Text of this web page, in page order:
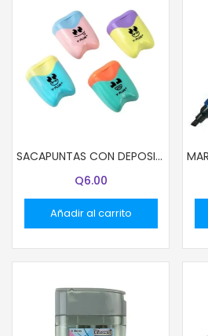
SACAPUNTAS CON DEPOSITO Y-PLUS SX23020 SMILE DOBLE
Q6.00
Añadir al carrito